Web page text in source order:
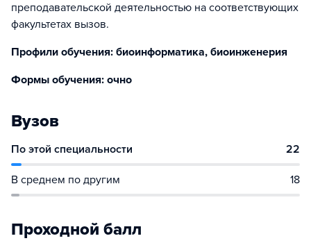
преподавательской деятельностью на соответствующих
факультетах вызов.
Профили обучения: биоинформатика, биоинженерия
Формы обучения: очно
Вузов
По этой специальности 22
В среднем по другим 18
Проходной балл